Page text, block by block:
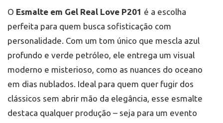
O Esmalte em Gel Real Love P201 é a escolha
perfeita para quem busca sofisticação com
personalidade. Com um tom único que mescla azul
profundo e verde petróleo, ele entrega um visual
moderno e misterioso, como as nuances do oceano
em dias nublados. Ideal para quem quer fugir dos
clássicos sem abrir mão da elegância, esse esmalte
destaca qualquer produção – seja para um evento